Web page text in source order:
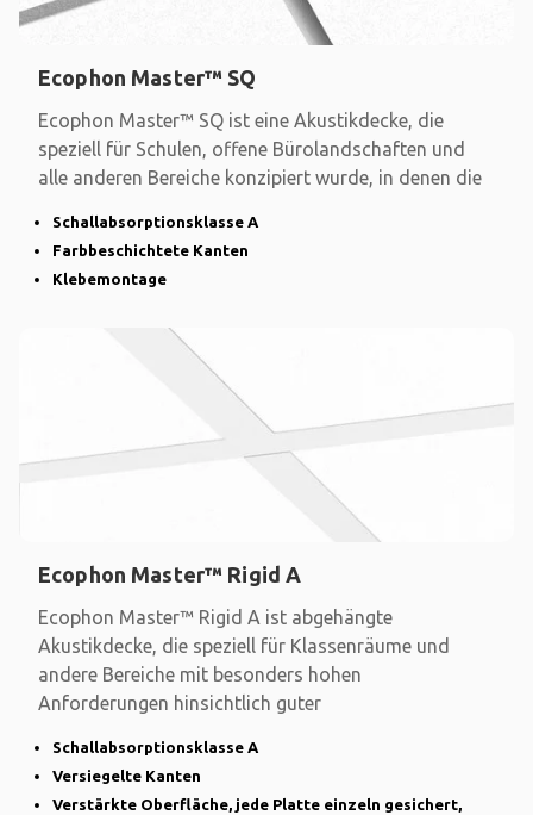
Ecophon Master™ SQ
Ecophon Master™ SQ ist eine Akustikdecke, die
speziell für Schulen, offene Bürolandschaften und
alle anderen Bereiche konzipiert wurde, in denen die
Schallabsorptionsklasse A
Farbbeschichtete Kanten
Klebemontage
Ecophon Master™ Rigid A
Ecophon Master™ Rigid A ist abgehängte
Akustikdecke, die speziell für Klassenräume und
andere Bereiche mit besonders hohen
Anforderungen hinsichtlich guter
Schallabsorptionsklasse A
Versiegelte Kanten
Verstärkte Oberfläche, jede Platte einzeln gesichert,